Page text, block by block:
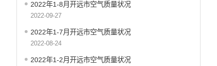
建设项目环境管理
义务教育
政府集中采购
2022年1-8月开远市空气质量状况
2022-09-27
2022年1-7月开远市空气质量状况
2022-08-24
2022年1-2月开远市空气质量状况